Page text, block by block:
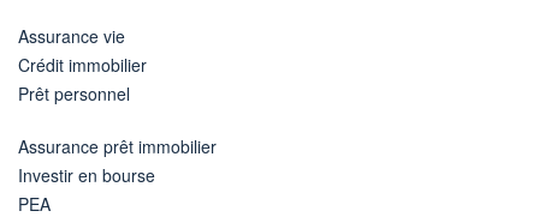
Assurance vie
Crédit immobilier
Prêt personnel
Assurance prêt immobilier
Investir en bourse
PEA